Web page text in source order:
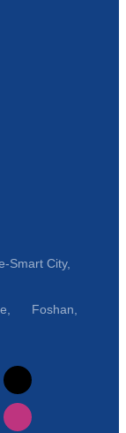
Smart City,
Foshan,